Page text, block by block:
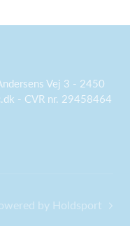
Vej 3 - 2450
- CVR nr. 29458464
by Holdsport